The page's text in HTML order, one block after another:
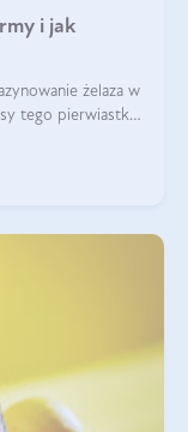
i jak
żelaza w
tego pierwiastka.